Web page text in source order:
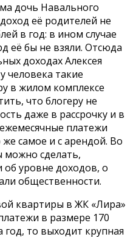
дочь Навального
её родителей не
в год: в ином случае
её бы не взяли. Отсюда
доходах Алексея
человека такие
в жилом комплексе
что блогеру не
даже в рассрочку и в
платежи
самое и с арендой. Во
можно сделать,
уровне доходов, о
общественности.
квартиры в ЖК «Лира»
в размере 170
год, то выходит крупная